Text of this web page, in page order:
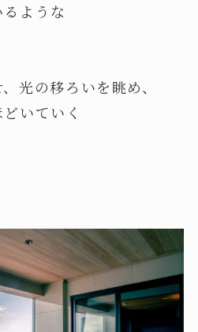
ような
光の移ろいを眺め、
いていく